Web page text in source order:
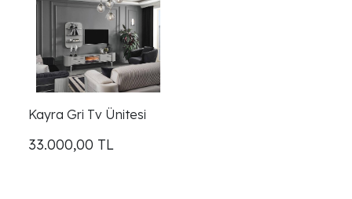
Kayra Gri Tv Ünitesi
33.000,00 TL